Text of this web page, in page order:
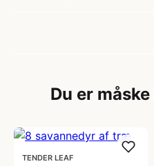
Du er
TENDER LEAF